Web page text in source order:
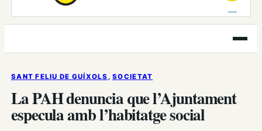
Obre
el
SANT FELIU DE GUÍXOLS , SOCIETAT
La PAH denuncia que l’Ajuntament
especula amb l’habitatge social